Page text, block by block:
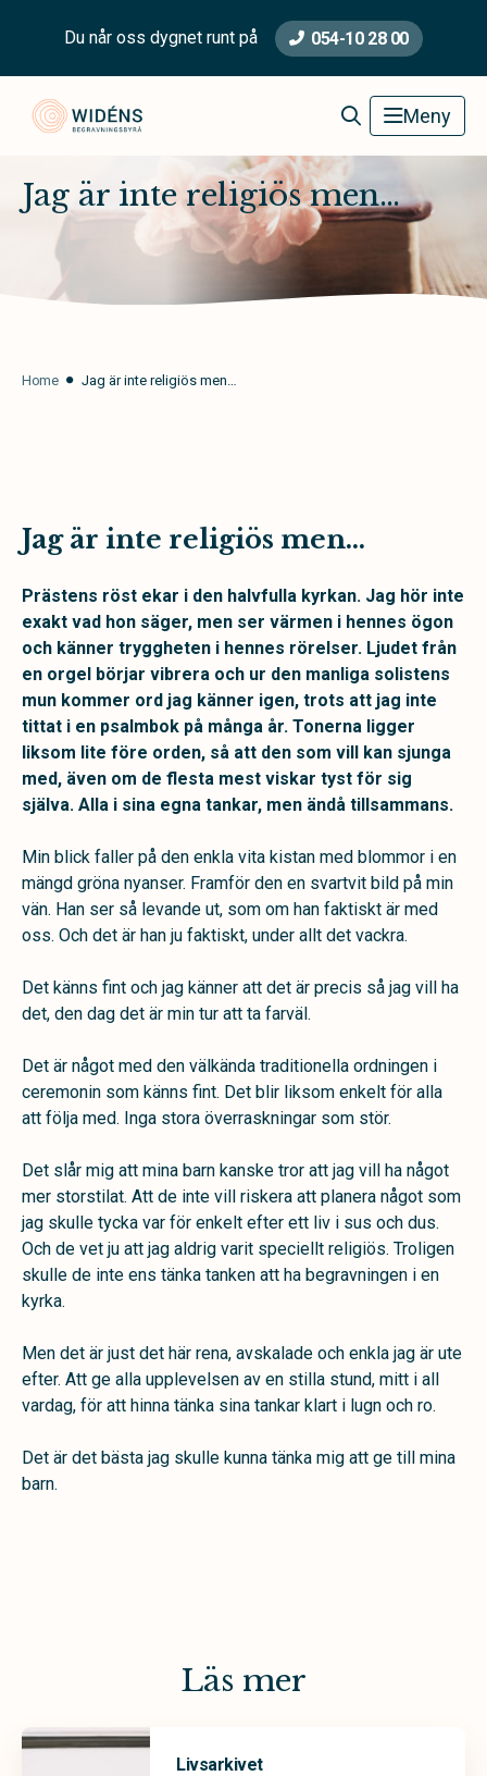
Du når oss dygnet runt på 054-10 28 00
Widéns Begravningsbyrå Meny
Jag är inte religiös men…
Home Jag är inte religiös men…
Jag är inte religiös men…
Prästens röst ekar i den halvfulla kyrkan. Jag hör inte
exakt vad hon säger, men ser värmen i hennes ögon
och känner tryggheten i hennes rörelser. Ljudet från
en orgel börjar vibrera och ur den manliga solistens
mun kommer ord jag känner igen, trots att jag inte
tittat i en psalmbok på många år. Tonerna ligger
liksom lite före orden, så att den som vill kan sjunga
med, även om de flesta mest viskar tyst för sig
själva. Alla i sina egna tankar, men ändå tillsammans.
Min blick faller på den enkla vita kistan med blommor i en
mängd gröna nyanser. Framför den en svartvit bild på min
vän. Han ser så levande ut, som om han faktiskt är med
oss. Och det är han ju faktiskt, under allt det vackra.
Det känns fint och jag känner att det är precis så jag vill ha
det, den dag det är min tur att ta farväl.
Det är något med den välkända traditionella ordningen i
ceremonin som känns fint. Det blir liksom enkelt för alla
att följa med. Inga stora överraskningar som stör.
Det slår mig att mina barn kanske tror att jag vill ha något
mer storstilat. Att de inte vill riskera att planera något som
jag skulle tycka var för enkelt efter ett liv i sus och dus.
Och de vet ju att jag aldrig varit speciellt religiös. Troligen
skulle de inte ens tänka tanken att ha begravningen i en
kyrka.
Men det är just det här rena, avskalade och enkla jag är ute
efter. Att ge alla upplevelsen av en stilla stund, mitt i all
vardag, för att hinna tänka sina tankar klart i lugn och ro.
Det är det bästa jag skulle kunna tänka mig att ge till mina
barn.
Läs mer
Livsarkivet